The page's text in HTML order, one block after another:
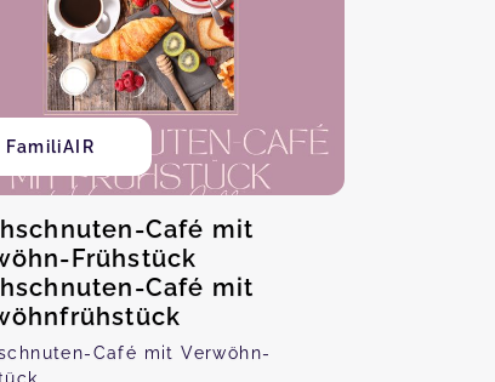
FamiliAIR
Café mit
Frühstück
Café mit
Café mit Verwöhn-